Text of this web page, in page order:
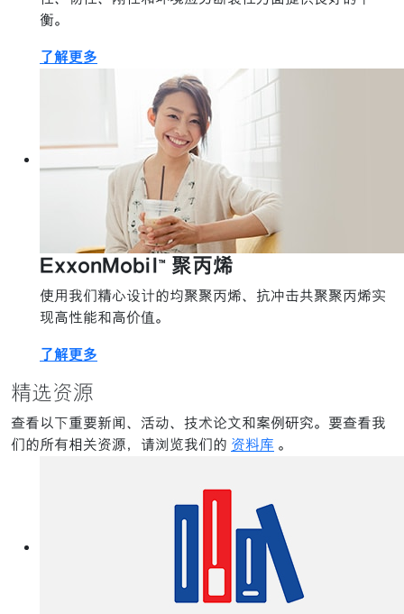
衡。
了解更多
ExxonMobil™ 聚丙烯
使用我们精心设计的均聚聚丙烯、抗冲击共聚聚丙烯实
现高性能和高价值。
了解更多
精选资源
查看以下重要新闻、活动、技术论文和案例研究。要查看我
们的所有相关资源，请浏览我们的 资料库 。